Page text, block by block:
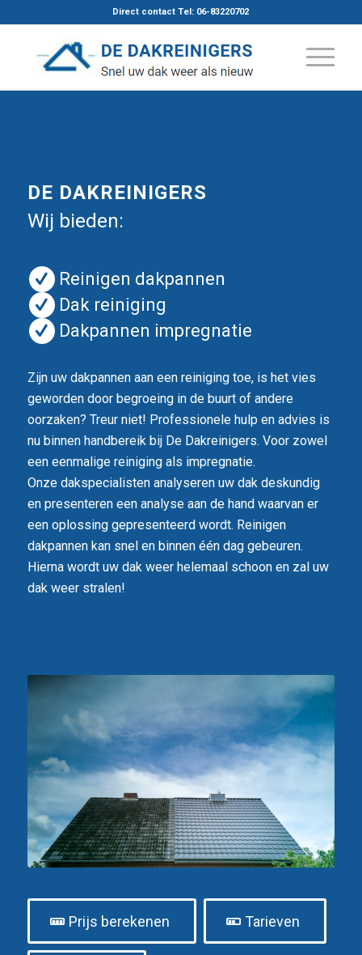
Direct contact Tel: 06-83220702
DE DAKREINIGERS
Wij bieden:
Reinigen dakpannen
Dak reiniging
Dakpannen impregnatie
Zijn uw dakpannen aan een reiniging toe, is het vies
geworden door begroeing in de buurt of andere
oorzaken? Treur niet! Professionele hulp en advies is
nu binnen handbereik bij De Dakreinigers. Voor zowel
een eenmalige reiniging als impregnatie.
Onze dakspecialisten analyseren uw dak deskundig
en presenteren een analyse aan de hand waarvan er
een oplossing gepresenteerd wordt. Reinigen
dakpannen kan snel en binnen één dag gebeuren.
Hierna wordt uw dak weer helemaal schoon en zal uw
dak weer stralen!
Prijs berekenen Tarieven